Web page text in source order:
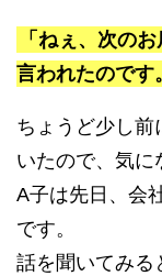
「ねぇ、次の
言われたのです。
ちょうど少し前
いたので、気に
A子は先日、会
です。
話を聞いてみる